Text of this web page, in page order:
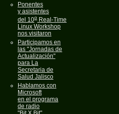
Ponentes
y asistentes
del 10o Real-Time
Linux Workshop
nos visitaron
Participamos en
las "Jornadas de
Actualización"
para La
Secretaria de
Salud Jalisco
Hablamos con
Microsoft
en el programa
de radio